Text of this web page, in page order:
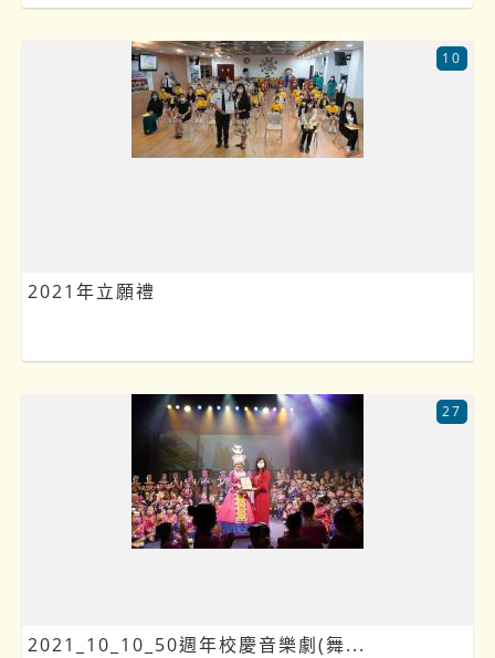
2021年立願禮
10
2021_10_10_50週年校慶音樂劇(舞...
27